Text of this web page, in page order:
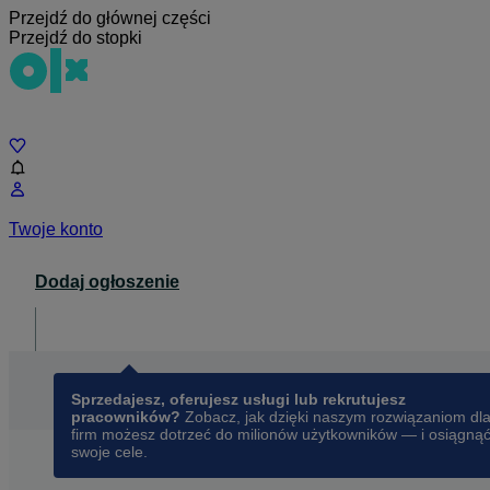
Przejdź do głównej części
Przejdź do stopki
Twoje konto
Dodaj ogłoszenie
Sprzedajesz, oferujesz usługi lub rekrutujesz
pracowników? Zobacz, jak dzięki naszym rozwiązaniom dla
firm możesz dotrzeć do milionów użytkowników — i osiągnąć
swoje cele.